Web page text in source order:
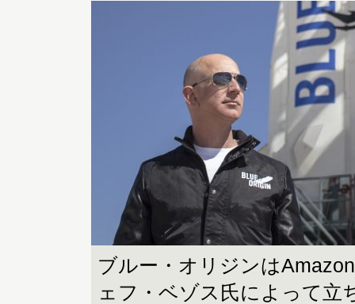
ブルー・オリジンは
ェフ・ベゾス氏によって立